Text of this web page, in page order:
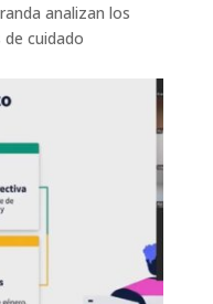
analizan los
cuidado